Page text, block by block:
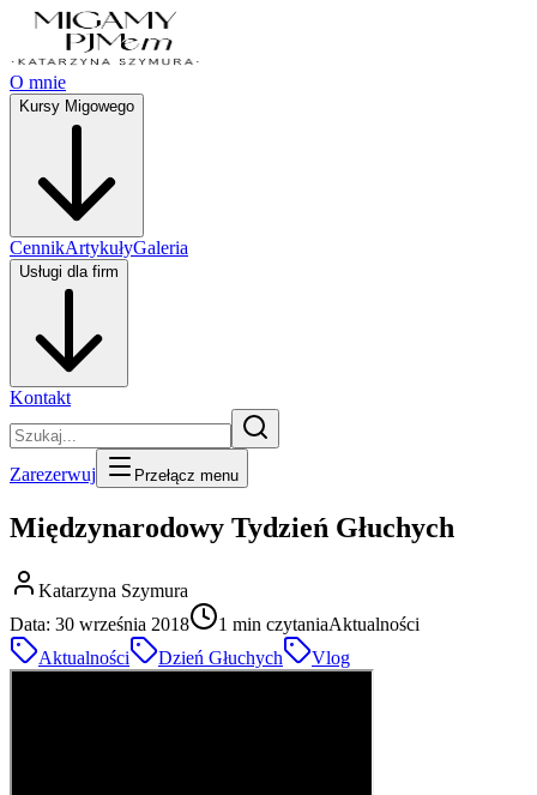
O mnie
Kursy Migowego
CennikArtykułyGaleria
Usługi dla firm
Kontakt
Zarezerwuj Przełącz menu
Międzynarodowy Tydzień Głuchych
Katarzyna Szymura
Data: 30 września 2018 1 min czytaniaAktualności
Aktualności
Dzień Głuchych Vlog